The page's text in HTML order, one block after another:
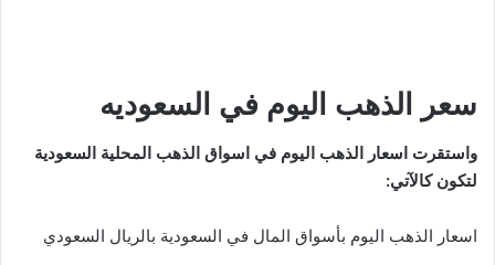
سعر الذهب اليوم في السعوديه
واستقرت اسعار الذهب اليوم في اسواق الذهب المحلية السعودية
لتكون كالآتي:
اسعار الذهب اليوم بأسواق المال في السعودية بالريال السعودي